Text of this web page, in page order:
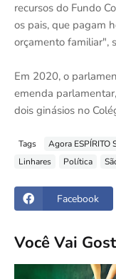
recursos do Fundo
os pais, que pagam
orçamento familiar",
Em 2020, o
emenda
dois ginásios no
Tags Agora ESPÍRITO
Linhares
Política
Facebook
Você Vai